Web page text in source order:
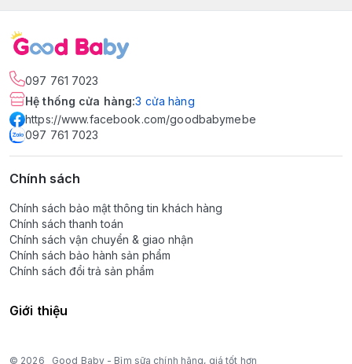
097 761 7023
Hệ thống cửa hàng:3 cửa hàng
https://www.facebook.com/goodbabymebe
097 761 7023
Chính sách
Chính sách bảo mật thông tin khách hàng
Chính sách thanh toán
Chính sách vận chuyển & giao nhận
Chính sách bảo hành sản phẩm
Chính sách đổi trả sản phẩm
Giới thiệu
© 2026 Good Baby - Bỉm sữa chính hãng, giá tốt hơn